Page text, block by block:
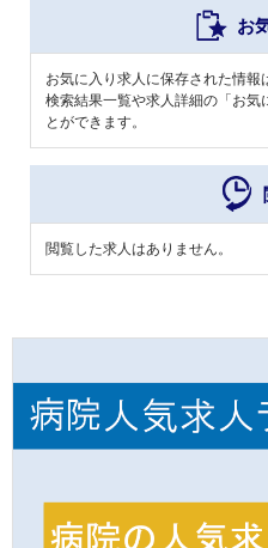
お
お気に入り求人に保存された情報
検索結果一覧や求人詳細の「お気
とができます。
閲覧した求人はありません。